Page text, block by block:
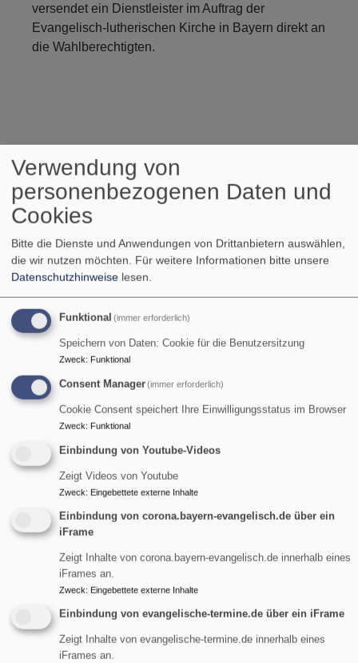
versendet ein Dienstleister im Auftrag der
Evangelisch-lutherischen Kirche in Bayern direkt an
die Wahlberechtigten.
Bildrechte ELKB
Stimmen Sie am
20. Oktober für
damit auch für die
Werte,
die durch
Projekte der
Evangelischen
Kirche in Bayern
das Leben von vielen Menschen positiv prägen.
Weitere Informationen finden Sie auf
www.stimmfürkirche.de
Inhalt vonkirchenvorstand-bayern.de
Kirchenwahl 2024
Wir feiern Jubiläum:
Verwendung von
personenbezogenen Daten und
Cookies
Bitte die Dienste und Anwendungen von Drittanbietern auswählen,
die wir nutzen möchten. Für weitere Informationen bitte unsere
Datenschutzhinweise lesen.
Funktional (immer erforderlich)
Speichern von Daten: Cookie für die Benutzersitzung
Zweck: Funktional
Consent Manager(immer erforderlich)
Cookie Consent speichert Ihre Einwilligungsstatus im Browser
Zweck: Funktional
Einbindung von Youtube-Videos
Zeigt Videos von Youtube
Zweck: Eingebettete externe Inhalte
Einbindung von corona.bayern-evangelisch.de über ein
iFrame
Zeigt Inhalte von corona.bayern-evangelisch.de innerhalb eines
iFrames an.
Zweck: Eingebettete externe Inhalte
Einbindung von evangelische-termine.de über ein iFrame
Zeigt Inhalte von evangelische-termine.de innerhalb eines
iFrames an.